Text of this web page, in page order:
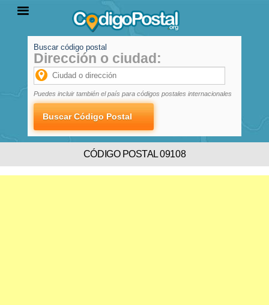
PROVINCIAS
LOCALIDADES
Buscar código postal
Dirección o ciudad:
Puedes incluir también el país para códigos postales internacionales
CÓDIGO POSTAL 09108